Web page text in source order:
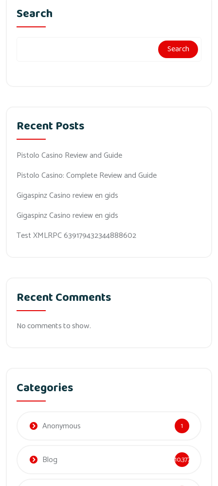
Search
Search
Recent Posts
Pistolo Casino Review and Guide
Pistolo Casino: Complete Review and Guide
Gigaspinz Casino review en gids
Gigaspinz Casino review en gids
Test XMLRPC 639179432344888602
Recent Comments
No comments to show.
Categories
Anonymous 1
Blog 10,377